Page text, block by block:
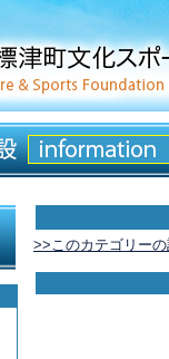
>>このカテゴリー